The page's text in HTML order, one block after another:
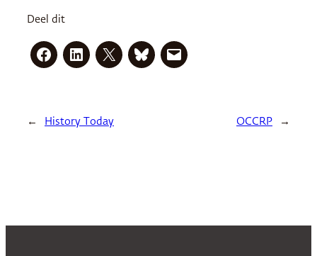
Deel dit
← History Today OCCRP →